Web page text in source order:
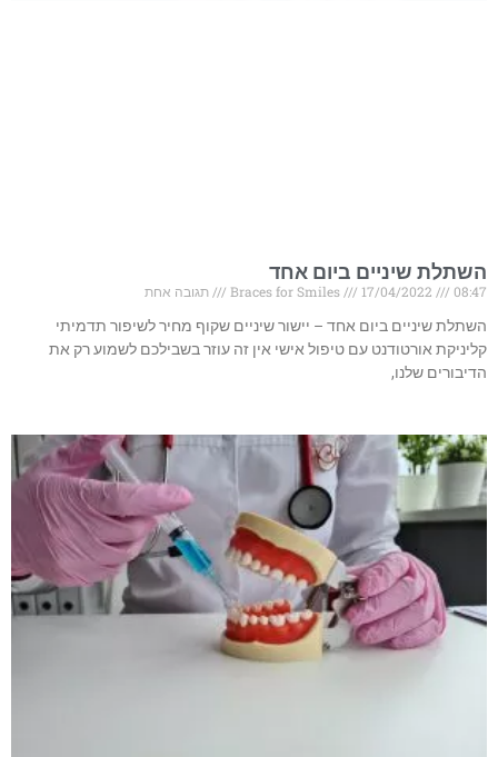
השתלת שיניים ביום אחד
Braces for Smiles 17/04/2022 08:47
תגובה אחת
השתלת שיניים ביום אחד – יישור שיניים שקוף מחיר לשיפור תדמיתי
קליניקת אורטודנט עם טיפול אישי אין זה עוזר בשבילכם לשמוע רק את
הדיבורים שלנו,